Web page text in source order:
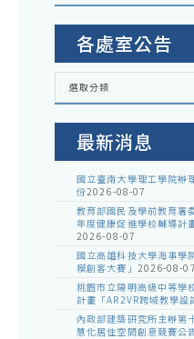
各處室公告
各
室
選取分類
最新消息
國立臺南大學理工學院辦
份2026-08-07
教育部國民及學前教育署
年度健康促進學校輔導計
2026-08-07
國立高雄科技大學海事學
模創客大賽」 2026-08-07
桃園市立陽明高級中等學
計畫「AR2VR跨域教學設
內政部建築研究所主辦第
慧化居住空間創意競賽公